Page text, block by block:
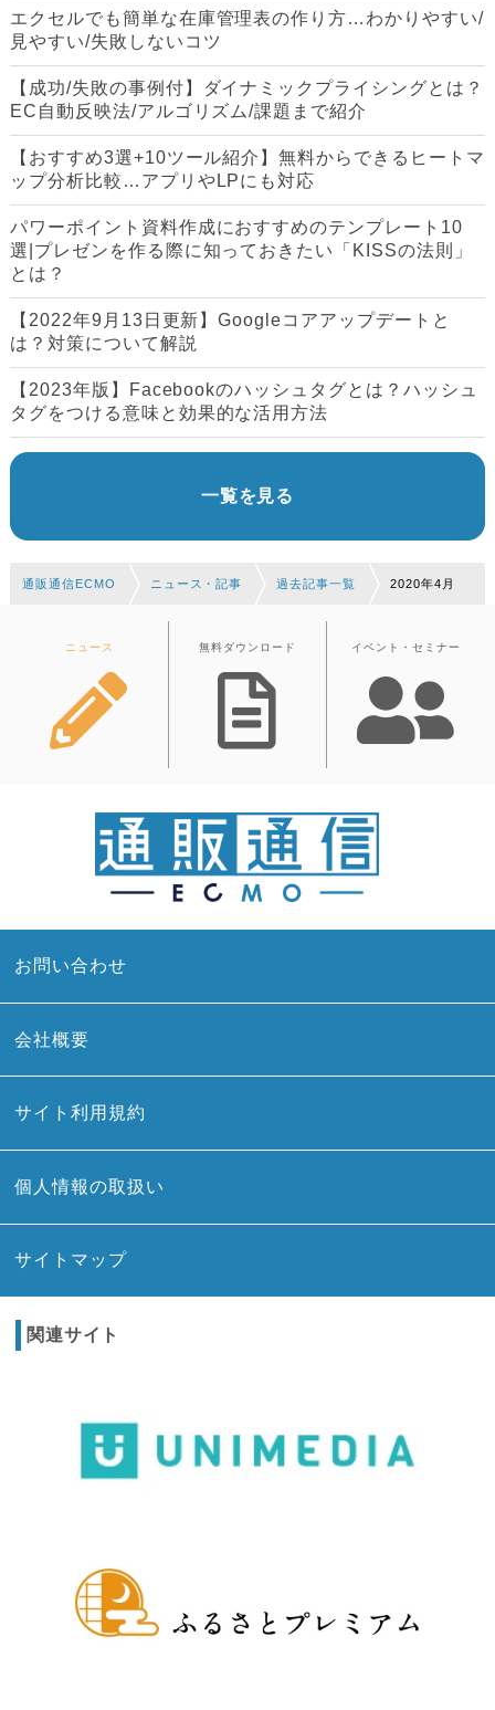
エクセルでも簡単な在庫管理表の作り方…わかりやすい/
見やすい/失敗しないコツ
【成功/失敗の事例付】ダイナミックプライシングとは？
EC自動反映法/アルゴリズム/課題まで紹介
【おすすめ3選+10ツール紹介】無料からできるヒートマ
ップ分析比較…アプリやLPにも対応
パワーポイント資料作成におすすめのテンプレート10
選|プレゼンを作る際に知っておきたい「KISSの法則」
とは？
【2022年9月13日更新】Googleコアアップデートと
は？対策について解説
【2023年版】Facebookのハッシュタグとは？ハッシュ
タグをつける意味と効果的な活用方法
一覧を見る
通販通信ECMO ニュース・記事 過去記事一覧 2020年4月
ニュース 無料ダウンロード イベント・セミナー
お問い合わせ
会社概要
サイト利用規約
個人情報の取扱い
サイトマップ
関連サイト